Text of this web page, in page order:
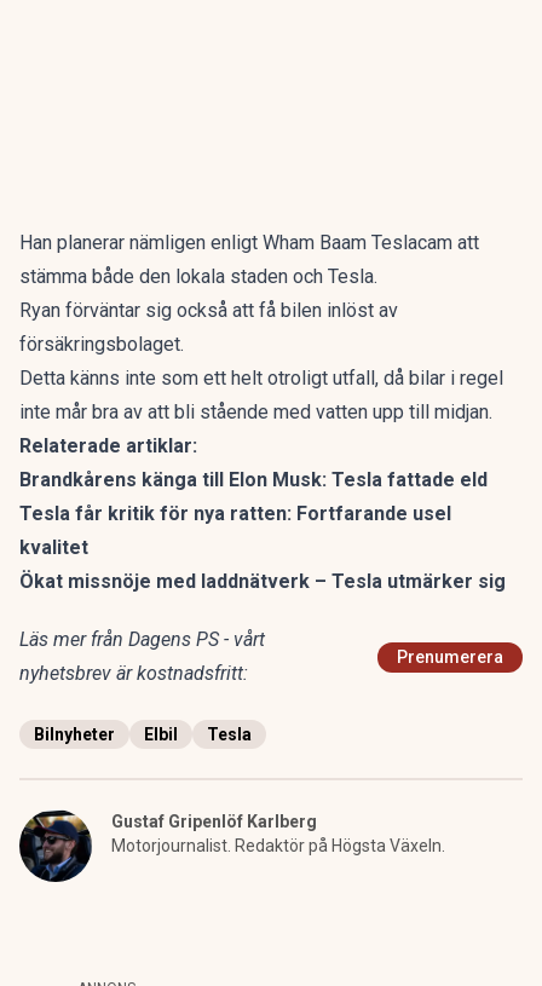
Han planerar nämligen enligt Wham Baam Teslacam att
stämma både den lokala staden och Tesla.
Ryan förväntar sig också att få bilen inlöst av
försäkringsbolaget.
Detta känns inte som ett helt otroligt utfall, då bilar i regel
inte mår bra av att bli stående med vatten upp till midjan.
Relaterade artiklar:
Brandkårens känga till Elon Musk: Tesla fattade eld
Tesla får kritik för nya ratten: Fortfarande usel
kvalitet
Ökat missnöje med laddnätverk – Tesla utmärker sig
Läs mer från Dagens PS - vårt
nyhetsbrev är kostnadsfritt:
Prenumerera
Bilnyheter Elbil Tesla
Gustaf Gripenlöf Karlberg
Motorjournalist. Redaktör på Högsta Växeln.